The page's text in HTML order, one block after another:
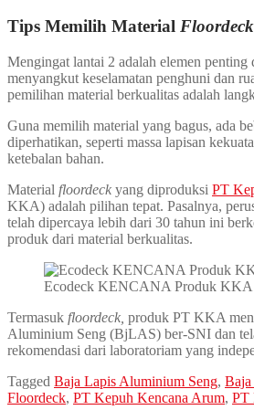
Tips Memilih Material Floordeck
Mengingat lantai 2 adalah elemen penting
menyangkut keselamatan penghuni dan
pemilihan material berkualitas adalah
Guna memilih material yang bagus, ada
diperhatikan, seperti massa lapisan
ketebalan bahan.
Material floordeck yang diproduksi PT
KKA) adalah pilihan tepat. Pasalnya,
telah dipercaya lebih dari 30 tahun ini
produk dari material berkualitas.
Ecodeck KENCANA Produk KKA
Termasuk floordeck, produk PT KKA
Aluminium Seng (BjLAS) ber-SNI dan
rekomendasi dari laboratoriam yang
Tagged Baja Lapis Aluminium Seng, Baja
Floordeck, PT Kepuh Kencana Arum, PT